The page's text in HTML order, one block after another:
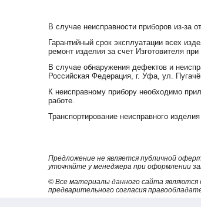
В случае неисправности приборов из-за
Гарантийный срок эксплуатации всех
ремонт изделия за счет Изготовителя
В случае обнаружения дефектов и
Российская Федерация, г. Уфа, ул.
К неисправному прибору необходимо
работе.
Транспортирование неисправного
Предложение не является публичной
уточняйте у менеджера при оформлении
© Все материалы данного сайта являются
предварительного согласия